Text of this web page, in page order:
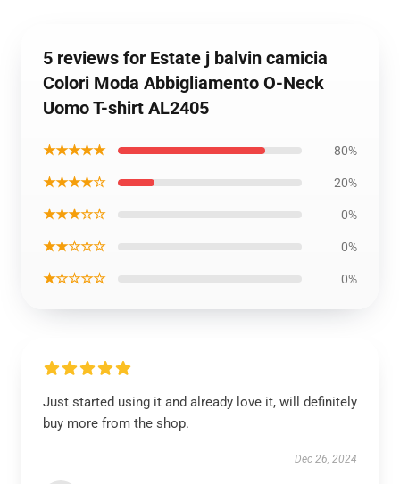
5 reviews for Estate j balvin camicia
Colori Moda Abbigliamento O-Neck
Uomo T-shirt AL2405
★★★★★ 80%
★★★★☆ 20%
★★★☆☆ 0%
★★☆☆☆ 0%
★☆☆☆☆ 0%
Just started using it and already love it, will definitely
buy more from the shop.
Dec 26, 2024